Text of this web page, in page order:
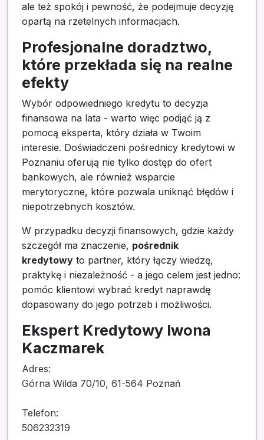
ale też spokój i pewność, że podejmuje decyzję
opartą na rzetelnych informacjach.
Profesjonalne doradztwo,
które przekłada się na realne
efekty
Wybór odpowiedniego kredytu to decyzja
finansowa na lata - warto więc podjąć ją z
pomocą eksperta, który działa w Twoim
interesie. Doświadczeni pośrednicy kredytowi w
Poznaniu oferują nie tylko dostęp do ofert
bankowych, ale również wsparcie
merytoryczne, które pozwala uniknąć błędów i
niepotrzebnych kosztów.
W przypadku decyzji finansowych, gdzie każdy
szczegół ma znaczenie, pośrednik
kredytowy to partner, który łączy wiedzę,
praktykę i niezależność - a jego celem jest jedno:
pomóc klientowi wybrać kredyt naprawdę
dopasowany do jego potrzeb i możliwości.
Ekspert Kredytowy Iwona
Kaczmarek
Adres:
Górna Wilda 70/10, 61-564 Poznań
Telefon:
506232319